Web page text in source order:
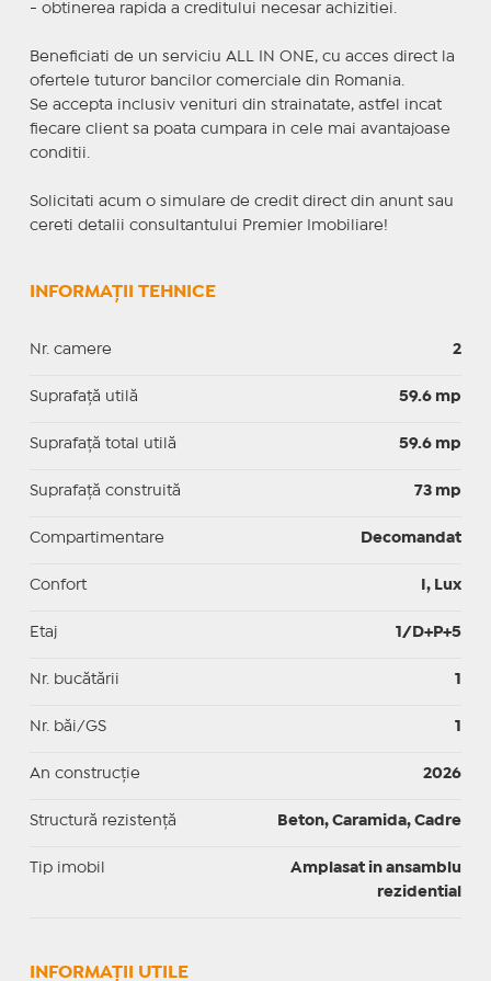
- obtinerea rapida a creditului necesar achizitiei.
Beneficiati de un serviciu ALL IN ONE, cu acces direct la
ofertele tuturor bancilor comerciale din Romania.
Se accepta inclusiv venituri din strainatate, astfel incat
fiecare client sa poata cumpara in cele mai avantajoase
conditii.
Solicitati acum o simulare de credit direct din anunt sau
cereti detalii consultantului Premier Imobiliare!
INFORMAȚII TEHNICE
Nr. camere 2
Suprafaţă utilă 59.6 mp
Suprafaţă total utilă 59.6 mp
Suprafaţă construită 73 mp
Compartimentare Decomandat
Confort I, Lux
Etaj 1/D+P+5
Nr. bucătării 1
Nr. băi/GS 1
An construcție 2026
Structură rezistență Beton, Caramida, Cadre
Tip imobil
Amplasat in ansamblu
rezidential
INFORMAŢII UTILE